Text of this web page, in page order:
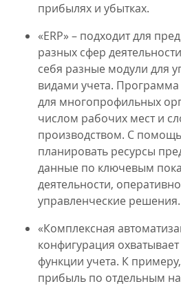
прибылях и убытках.
«ERP» – подходит для
разных сфер
себя разные модули для
видами учета. Программа
для многопрофильных
числом рабочих мест и
производством. С
планировать ресурсы
данные по ключевым
деятельности,
управленческие решения.
«Комплексная
конфигурация
функции учета. К
прибыль по отдельным